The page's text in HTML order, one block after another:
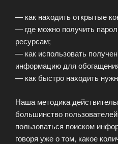
— как находить открытые
— где можно получить
ресурсам;
— как использовать
информацию для
— как быстро находить
Наша методика
большинство
пользоваться поиском
говоря уже о том, какое